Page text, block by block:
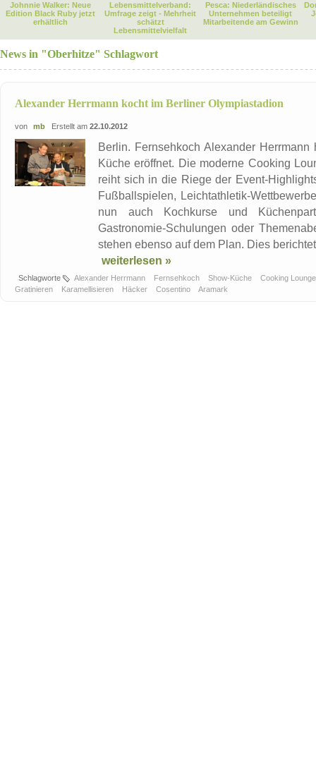
Johnnie Walker: Neue
Edition Black Ruby jetzt
erhältlich
Lebensmittelverband:
Umfrage zeigt - Mehrheit
schätzt
Lebensmittelvielfalt
Pesca: Niederländisches
Unternehmen beteiligt
Mitarbeitende am Gewinn
News in "Oberhitze" Schlagwort
Alexander Herrmann kocht im Berliner Olympiastadion
von mb Erstellt am 22.10.2012
Berlin. Fernsehkoch Alexander
Küche eröffnet. Die moderne Cooking
reiht sich in die Riege der Event-
Fußballspielen, Leichtathletik-
nun auch Kochkurse und
Gastronomie-Schulungen oder
stehen ebenso auf dem Plan. Dies
weiterlesen »
Schlagworte Alexander Herrmann Fernsehkoch Show-Küche
Cooking
Gratinieren
Karamellisieren Häcker Cosentino Aramark